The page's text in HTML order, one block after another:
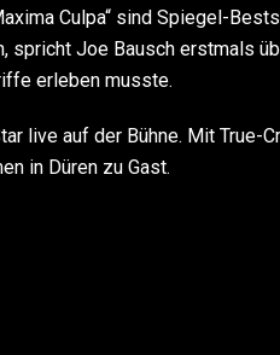
Culpa“ sind Spiegel-
spricht Joe Bausch erstmals
erleben musste.
live auf der Bühne. Mit True-
in Düren zu Gast.